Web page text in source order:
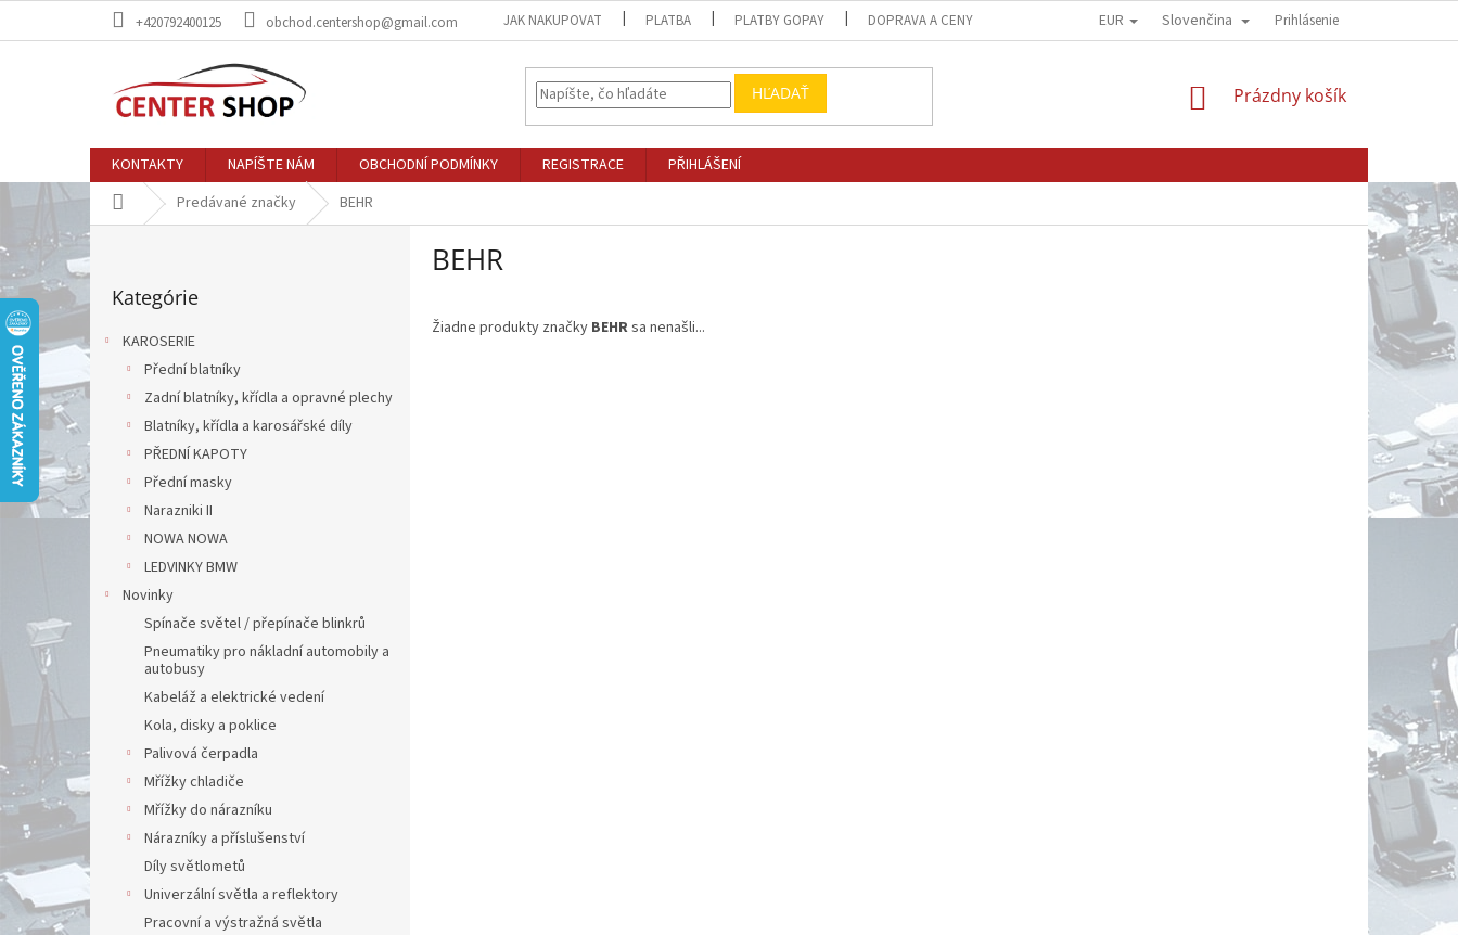
+420792400125 obchod.centershop@gmail.com JAK NAKUPOVAT PLATBA PLATBY GOPAY DOPRAVA A CENY OBCHODNÍ PODMÍNKY GDPR - OCHRANA OSOBNÍCH ÚDAJŮ
EUR Slovenčina Prihlásenie
HĽADAŤ
NÁKUPNÝ
Prázdny košík
KONTAKTY NAPÍŠTE NÁM OBCHODNÍ PODMÍNKY REGISTRACE
PŘIHLÁŠENÍ
DomovPredávané značky BEHR
B
o
č
n
p
a
n
l
kategórie
Kategórie
KAROSERIE
Přední blatníky
Zadní blatníky, křídla a opravné plechy
Blatníky, křídla a karosářské díly
PŘEDNÍ KAPOTY
Přední masky
Narazniki II
NOWA NOWA
LEDVINKY BMW
Novinky
Spínače světel / přepínače blinkrů
Pneumatiky pro nákladní automobily a
autobusy
Kabeláž a elektrické vedení
Kola, disky a poklice
Palivová čerpadla
Mřížky chladiče
Mřížky do nárazníku
Nárazníky a příslušenství
Díly světlometů
Univerzální světla a reflektory
Pracovní a výstražná světla
BEHR
Žiadne produkty značky BEHRsa nenašli...